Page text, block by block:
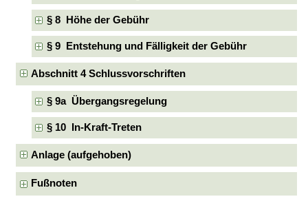
§ 8 Höhe der Gebühr
§ 9 Entstehung und Fälligkeit der Gebühr
Abschnitt 4 Schlussvorschriften
§ 9a Übergangsregelung
§ 10 In-Kraft-Treten
Anlage (aufgehoben)
Fußnoten